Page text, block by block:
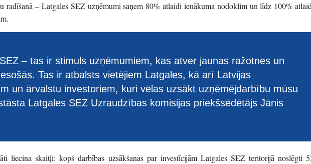
radīšanā – Latgales SEZ uzņēmumi saņem 80% atlaidi ienākuma nodoklim un līdz 100%
– tas ir stimuls uzņēmumiem, kas atver jaunas ražotnes un
Tas ir atbalsts vietējiem Latgales, kā arī Latvijas
un ārvalstu investoriem, kuri vēlas uzsākt uzņēmējdarbību mūsu
Latgales SEZ Uzraudzības komisijas priekšsēdētājs Jānis
liecina skaitļi:kopš darbības uzsākšanas par investīcijām Latgales SEZ teritorijā noslēgti